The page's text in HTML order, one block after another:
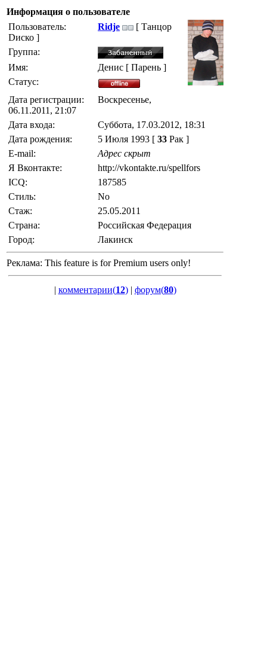
Информация о пользователе
Пользователь:
Ridje
[ Танцор
Dиско ]
Группа:
Имя:
Денис [ Парень ]
Статус:
Дата регистрации:
Воскресенье,
06.11.2011, 21:07
Дата входа:
Суббота, 17.03.2012, 18:31
Дата рождения:
5 Июля 1993 [ 33 Рак ]
E-mail:
Адрес скрыт
Я Вконтакте:
http://vkontakte.ru/spellfors
ICQ:
187585
Стиль:
No
Стаж:
25.05.2011
Страна:
Российская Федерация
Город:
Лакинск
Реклама: This feature is for Premium users only!
| комментарии(12)| форум(80)